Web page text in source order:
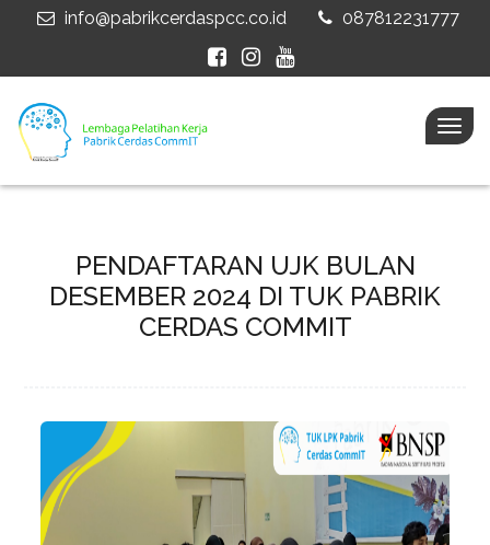
info@pabrikcerdaspcc.co.id 087812231777
PENDAFTARAN UJK BULAN
DESEMBER 2024 DI TUK PABRIK
CERDAS COMMIT